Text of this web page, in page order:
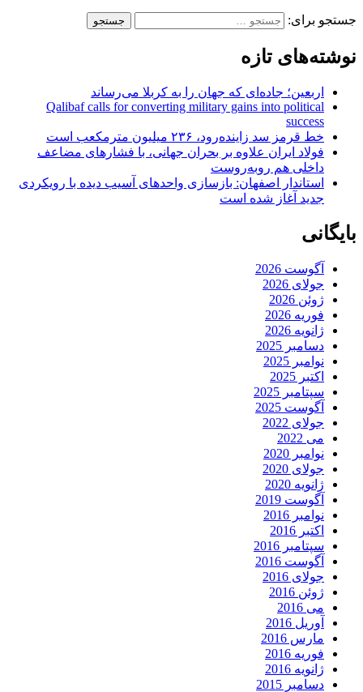
جستجو برای:
نوشته‌های تازه
اربعین؛ جاده‌ای که جهان را به کربلا می‌رساند
Qalibaf calls for converting military gains into political
success
خط قرمز سد زاینده‌رود، ۲۳۶ میلیون مترمکعب است
فولاد ایران علاوه بر بحران جهانی، با فشارهای مضاعف
داخلی هم روبه‌روست
استاندار اصفهان: بازسازی واحدهای آسیب دیده با رویکردی
جدید آغاز شده است
بایگانی
آگوست 2026
جولای 2026
ژوئن 2026
فوریه 2026
ژانویه 2026
دسامبر 2025
نوامبر 2025
اکتبر 2025
سپتامبر 2025
آگوست 2025
جولای 2022
می 2022
نوامبر 2020
جولای 2020
ژانویه 2020
آگوست 2019
نوامبر 2016
اکتبر 2016
سپتامبر 2016
آگوست 2016
جولای 2016
ژوئن 2016
می 2016
آوریل 2016
مارس 2016
فوریه 2016
ژانویه 2016
دسامبر 2015